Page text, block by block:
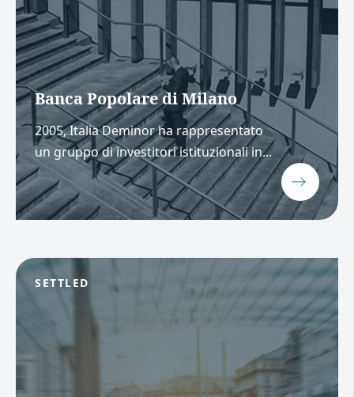
Banca Popolare di Milano
2005, Italia Deminor ha rappresentato
un gruppo di investitori istituzionali in...
SETTLED